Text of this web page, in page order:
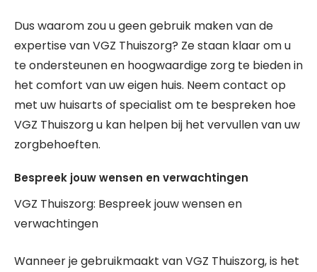
Dus waarom zou u geen gebruik maken van de
expertise van VGZ Thuiszorg? Ze staan klaar om u
te ondersteunen en hoogwaardige zorg te bieden in
het comfort van uw eigen huis. Neem contact op
met uw huisarts of specialist om te bespreken hoe
VGZ Thuiszorg u kan helpen bij het vervullen van uw
zorgbehoeften.
Bespreek jouw wensen en verwachtingen
VGZ Thuiszorg: Bespreek jouw wensen en
verwachtingen
Wanneer je gebruikmaakt van VGZ Thuiszorg, is het